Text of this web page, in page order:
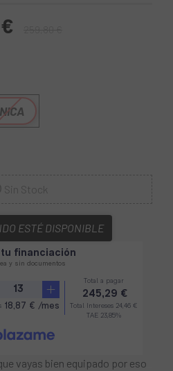
ESTÉ DISPONIBLE
vayas bien equipado por eso